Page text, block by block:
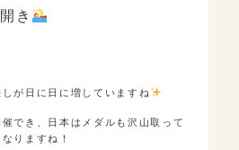
き
が日に日に増していますね
でき、日本はメダルも沢山取って
りますね！